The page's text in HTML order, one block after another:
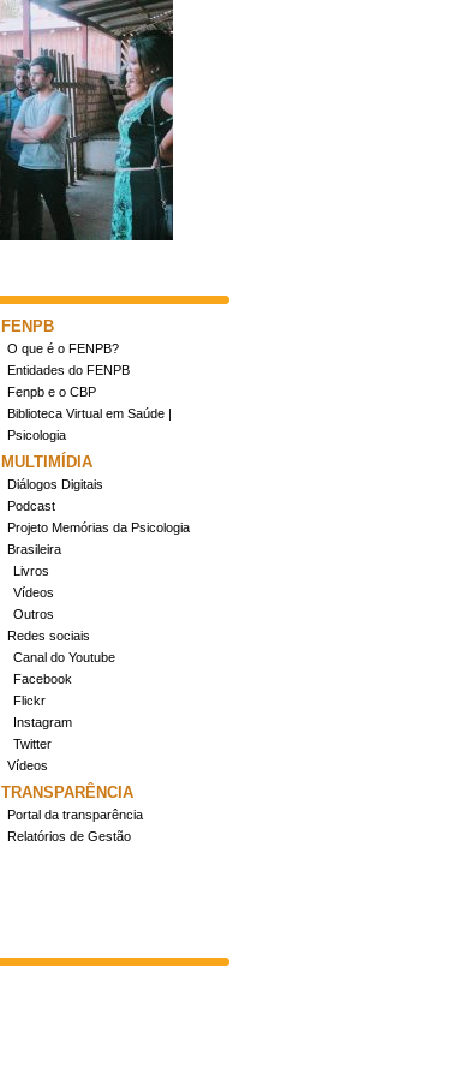
FENPB
O que é o FENPB?
Entidades do FENPB
Fenpb e o CBP
Biblioteca Virtual em Saúde |
Psicologia
MULTIMÍDIA
Diálogos Digitais
Podcast
Projeto Memórias da Psicologia
Brasileira
Livros
Vídeos
Outros
Redes sociais
Canal do Youtube
Facebook
Flickr
Instagram
Twitter
Vídeos
TRANSPARÊNCIA
Portal da transparência
Relatórios de Gestão